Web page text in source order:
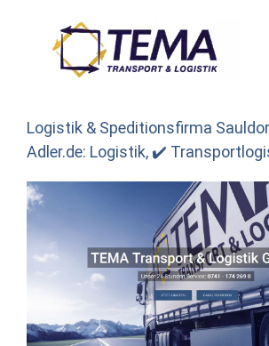
Logistik & Speditionsfirma
Adler.de: Logistik, ✔️